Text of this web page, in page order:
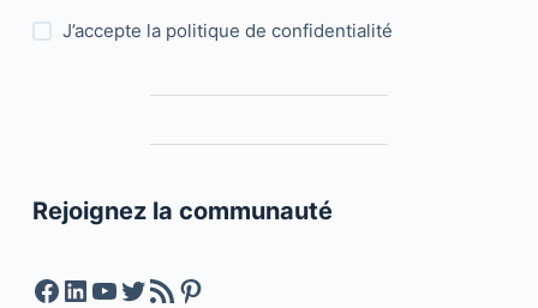
J’accepte la politique de confidentialité
Rejoignez la communauté
Facebook
LinkedIn
YouTube
Twitter
Feed RSSPinterest